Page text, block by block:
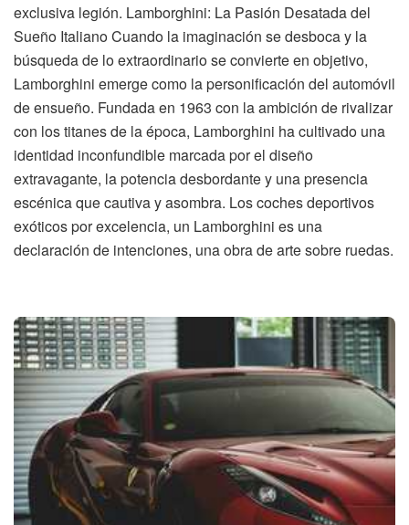
exclusiva legión. Lamborghini: La Pasión Desatada del
Sueño Italiano Cuando la imaginación se desboca y la
búsqueda de lo extraordinario se convierte en objetivo,
Lamborghini emerge como la personificación del automóvil
de ensueño. Fundada en 1963 con la ambición de rivalizar
con los titanes de la época, Lamborghini ha cultivado una
identidad inconfundible marcada por el diseño
extravagante, la potencia desbordante y una presencia
escénica que cautiva y asombra. Los coches deportivos
exóticos por excelencia, un Lamborghini es una
declaración de intenciones, una obra de arte sobre ruedas.